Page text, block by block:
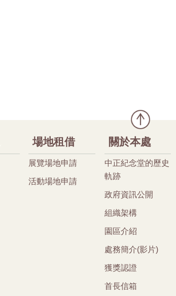
場地租借
展覽場地申請
活動場地申請
關於本處
中正紀念堂的歷史
軌跡
政府資訊公開
組織架構
園區介紹
處務簡介(影片)
獲獎認證
首長信箱